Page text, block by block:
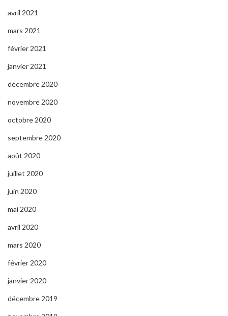
avril 2021
mars 2021
février 2021
janvier 2021
décembre 2020
novembre 2020
octobre 2020
septembre 2020
août 2020
juillet 2020
juin 2020
mai 2020
avril 2020
mars 2020
février 2020
janvier 2020
décembre 2019